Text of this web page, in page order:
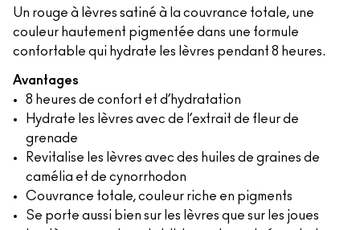
Un rouge à lèvres satiné à la couvrance totale, une
couleur hautement pigmentée dans une formule
confortable qui hydrate les lèvres pendant 8 heures.
Avantages
8 heures de confort et d’hydratation
Hydrate les lèvres avec de l’extrait de fleur de
grenade
Revitalise les lèvres avec des huiles de graines de
camélia et de cynorrhodon
Couvrance totale, couleur riche en pigments
Se porte aussi bien sur les lèvres que sur les joues